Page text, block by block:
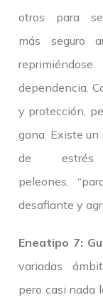
otros para
más seguro
dependencia.
y protección,
gana. Existe
de estrés
peleones,
desafiante y
Eneatipo 7:
variadas
pero casi nada